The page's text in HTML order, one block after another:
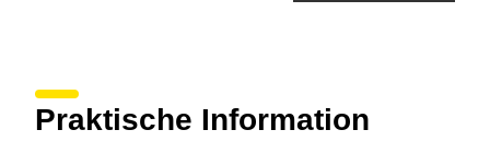
Praktische Information